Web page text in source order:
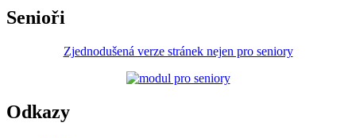
Senioři
Zjednodušená verze stránek nejen pro seniory
Odkazy